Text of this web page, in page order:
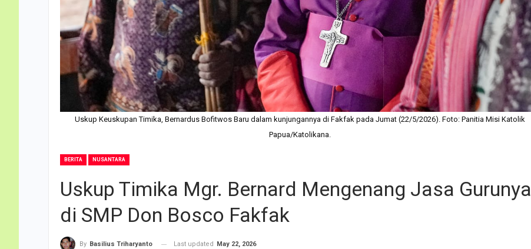
Uskup Keuskupan Timika, Bernardus Bofitwos Baru dalam kunjungannya di Fakfak pada Jumat (22/5/2026). Foto: Panitia Misi Katolik
Papua/Katolikana.
BERITA NUSANTARA
Uskup Timika Mgr. Bernard Mengenang Jasa Gurunya
di SMP Don Bosco Fakfak
By Basilius Triharyanto Last updated May 22, 2026